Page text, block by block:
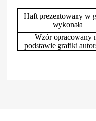
Haft prezentowany w
wykonała
Wzór opracowany
podstawie grafiki